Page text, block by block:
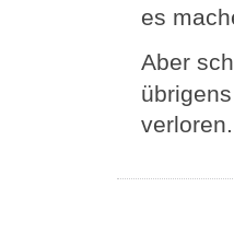
es
Aber
verloren.